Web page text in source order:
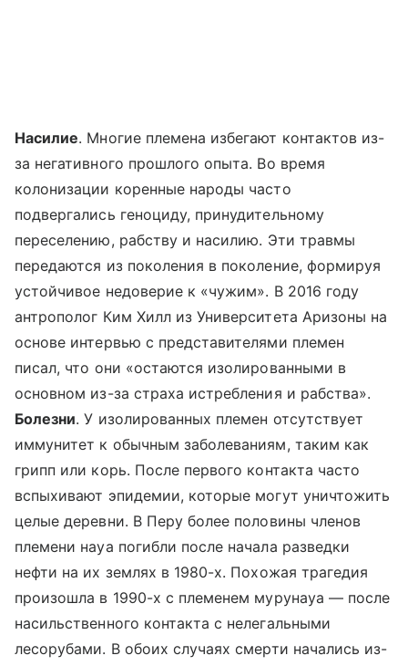
Насилие. Многие племена избегают контактов из-
за негативного прошлого опыта. Во время
колонизации коренные народы часто
подвергались геноциду, принудительному
переселению, рабству и насилию. Эти травмы
передаются из поколения в поколение, формируя
устойчивое недоверие к «чужим». В 2016 году
антрополог Ким Хилл из Университета Аризоны на
основе интервью с представителями племен
писал, что они «остаются изолированными в
основном из-за страха истребления и рабства».
Болезни. У изолированных племен отсутствует
иммунитет к обычным заболеваниям, таким как
грипп или корь. После первого контакта часто
вспыхивают эпидемии, которые могут уничтожить
целые деревни. В Перу более половины членов
племени науа погибли после начала разведки
нефти на их землях в 1980-х. Похожая трагедия
произошла в 1990-х с племенем мурунауа — после
насильственного контакта с нелегальными
лесорубами. В обоих случаях смерти начались из-